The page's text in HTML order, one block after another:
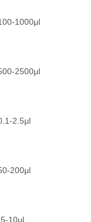
1000μl
2500μl
2.5μl
200μl
10μl